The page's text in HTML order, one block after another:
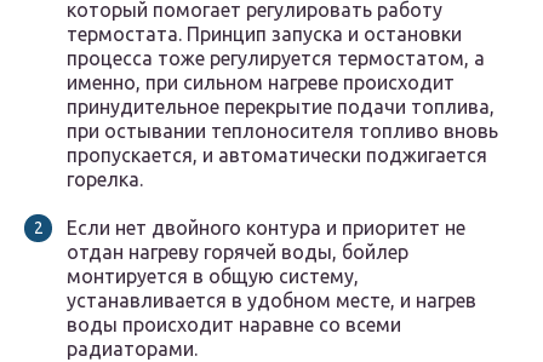
который помогает регулировать работу
термостата. Принцип запуска и остановки
процесса тоже регулируется термостатом, а
именно, при сильном нагреве происходит
принудительное перекрытие подачи топлива,
при остывании теплоносителя топливо вновь
пропускается, и автоматически поджигается
горелка.
Если нет двойного контура и приоритет не
отдан нагреву горячей воды, бойлер
монтируется в общую систему,
устанавливается в удобном месте, и нагрев
воды происходит наравне со всеми
радиаторами.